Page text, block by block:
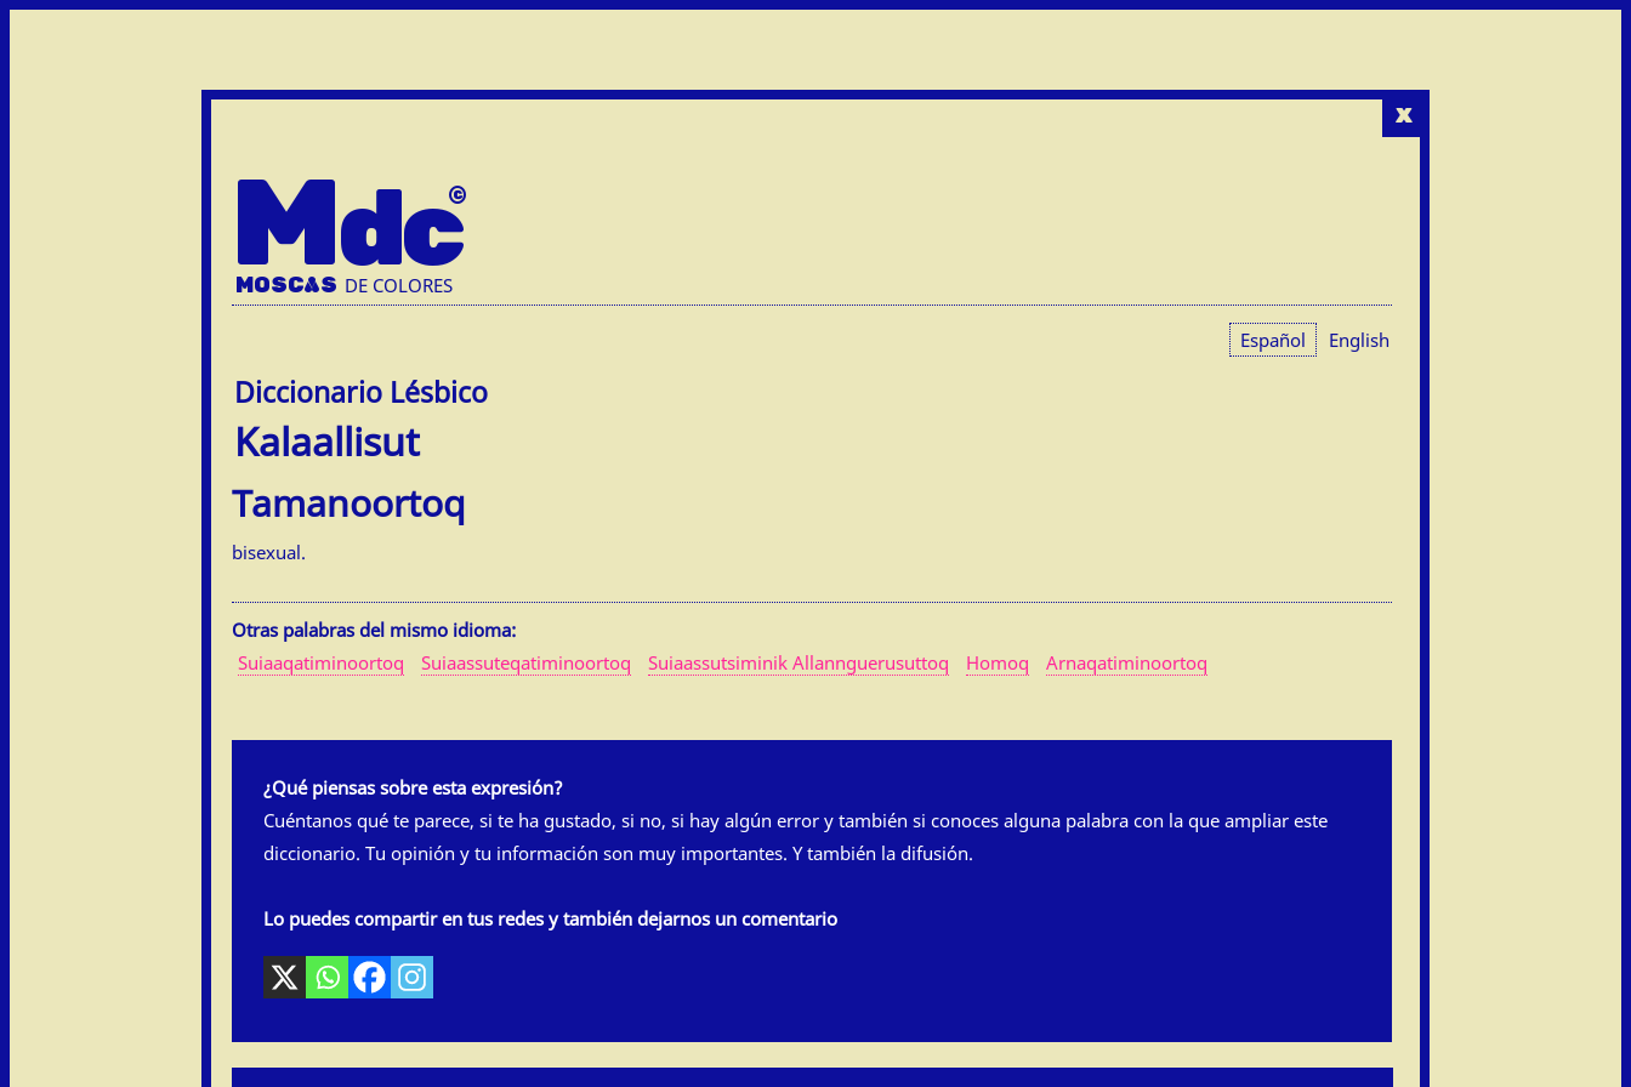
x
Mdc
MOSCAS DE COLORES
Español English
Kalaallisut
Tamanoortoq
bisexual.
Otras palabras del mismo idioma:
Suiaaqatiminoortoq
Suiaassuteqatiminoortoq Suiaassutsiminik Allannguerusuttoq Homoq Arnaqatiminoortoq
¿Qué piensas sobre esta expresión?
Cuéntanos qué te parece, si te ha gustado, si no, si hay algún error y también si conoces alguna palabra con la que ampliar este
diccionario. Tu opinión y tu información son muy importantes. Y también la difusión.
Lo puedes compartir en tus redes y también dejarnos un comentario